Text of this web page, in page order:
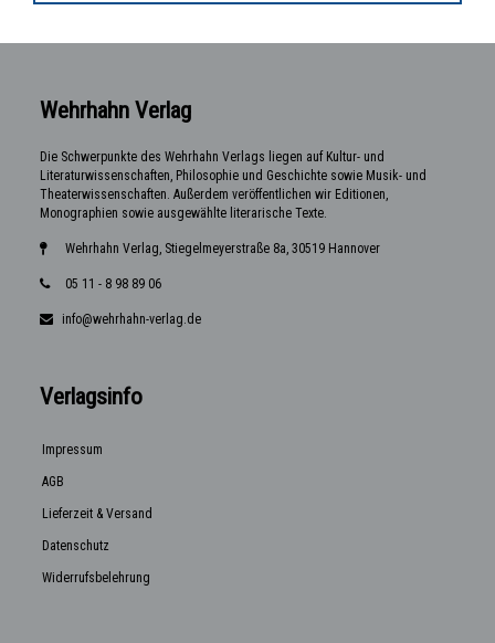
Wehrhahn Verlag
Die Schwerpunkte des Wehrhahn Verlags liegen auf Kultur- und
Literaturwissenschaften, Philosophie und Geschichte sowie Musik- und
Theaterwissenschaften. Außerdem veröffentlichen wir Editionen,
Monographien sowie ausgewählte literarische Texte.
Wehrhahn Verlag, Stiegelmeyerstraße 8a, 30519 Hannover
05 11 - 8 98 89 06
info@wehrhahn-verlag.de
Verlagsinfo
Impressum
AGB
Lieferzeit & Versand
Datenschutz
Widerrufsbelehrung